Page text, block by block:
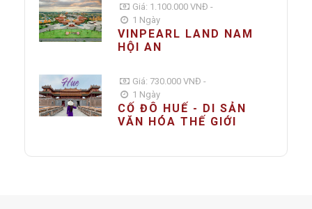
Giá: 1.100.000 VNĐ -
1 Ngày
VINPEARL LAND NAM
HỘI AN
Giá: 730.000 VNĐ -
1 Ngày
CỐ ĐÔ HUẾ - DI SẢN
VĂN HÓA THẾ GIỚI